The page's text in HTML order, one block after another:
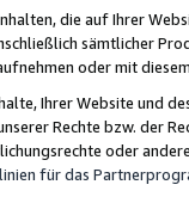
die auf Ihrer
sämtlicher
oder mit
Ihrer Website und
Rechte bzw. der
oder
für das